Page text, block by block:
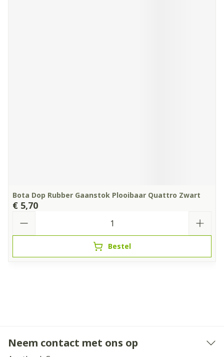
Bota Dop Rubber Gaanstok Plooibaar Quattro Zwart
€ 5,70
Bestel
Neem contact met ons op